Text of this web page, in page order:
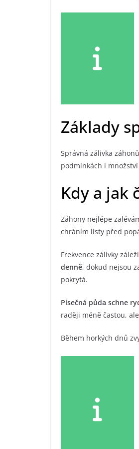
Základy
Správná zálivka
podmínkách i
Kdy a jak
Záhony nejlépe
chráním listy před
Frekvence zálivky
denně, dokud nejsou
pokrytá.
Písečná půda schne
raději méně častou, ale
Během horkých dnů